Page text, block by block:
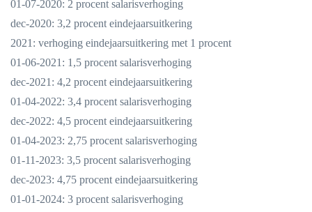
01-07-2020: 2 procent salarisverhoging
dec-2020: 3,2 procent eindejaarsuitkering
2021: verhoging eindejaarsuitkering met 1 procent
01-06-2021: 1,5 procent salarisverhoging
dec-2021: 4,2 procent eindejaarsuitkering
01-04-2022: 3,4 procent salarisverhoging
dec-2022: 4,5 procent eindejaarsuitkering
01-04-2023: 2,75 procent salarisverhoging
01-11-2023: 3,5 procent salarisverhoging
dec-2023: 4,75 procent eindejaarsuitkering
01-01-2024: 3 procent salarisverhoging